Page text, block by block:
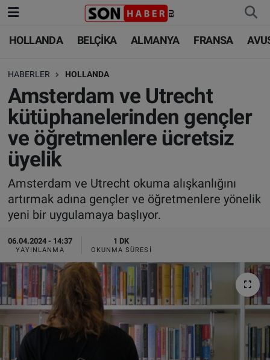
HOLLANDA BELÇİKA ALMANYA FRANSA
HABERLER HOLLANDA
Amsterdam ve Utrecht
kütüphanelerinden gençler
ve öğretmenlere ücretsiz
üyelik
Amsterdam ve Utrecht okuma alışkanlığını
artırmak adına gençler ve öğretmenlere yönelik
yeni bir uygulamaya başlıyor.
06.04.2024 - 14:37
YAYINLANMA
1 DK
OKUNMA SÜRESI
HOLLANDA
BELÇİKA
ALMANYA
FRANSA
AVUSTURYA
SAĞLIK - YAŞAM
HOLLANDA
BELÇİKA
ALMANYA
TÜRKİYE
DÜNYA
BİLİM-TEKNOLOJİ
FOTO GALERİ
VIDEO GALERİ
ALGEMENE VOORWAARDEN
Nöbetçi Eczaneler
Hava Durumu
Trafik Durumu
Süper Lig Puan Durumu ve Fikstür
Tüm Manşetler
Son Dakika Haberleri